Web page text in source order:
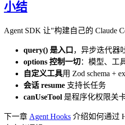
小结
Agent SDK 让"构建自己的 Claude
query() 是入口 ，异步迭代器
options 控制一切：模型、工
自定义工具用 Zod schema +
会话 resume 支持长任务
canUseTool 是程序化权限关
下一章 Agent Hooks 介绍如何通过